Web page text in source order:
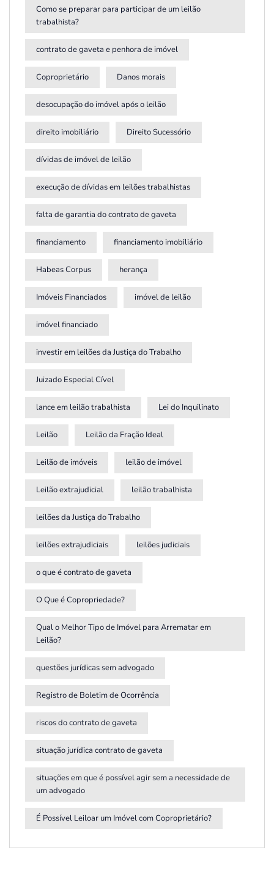
Como se preparar para participar de um leilão
trabalhista?
contrato de gaveta e penhora de imóvel
Coproprietário Danos morais
desocupação do imóvel após o leilão
direito imobiliário Direito Sucessório
dívidas de imóvel de leilão
execução de dívidas em leilões trabalhistas
falta de garantia do contrato de gaveta
financiamento financiamento imobiliário
Habeas Corpus herança
Imóveis Financiados imóvel de leilão
imóvel financiado
investir em leilões da Justiça do Trabalho
Juizado Especial Cível
lance em leilão trabalhista Lei do Inquilinato
Leilão Leilão da Fração Ideal
Leilão de imóveis leilão de imóvel
Leilão extrajudicial leilão trabalhista
leilões da Justiça do Trabalho
leilões extrajudiciais leilões judiciais
o que é contrato de gaveta
O Que é Copropriedade?
Qual o Melhor Tipo de Imóvel para Arrematar em
Leilão?
questões jurídicas sem advogado
Registro de Boletim de Ocorrência
riscos do contrato de gaveta
situação jurídica contrato de gaveta
situações em que é possível agir sem a necessidade de
um advogado
É Possível Leiloar um Imóvel com Coproprietário?